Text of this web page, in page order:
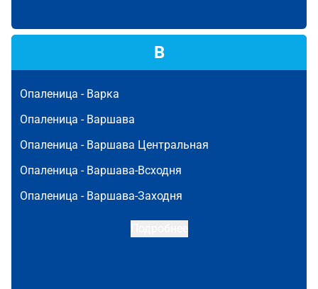
В
Опаленица - Варка
Опаленица - Варшава
Опаленица - Варшава Центральная
Опаленица - Варшава-Всходня
Опаленица - Варшава-Заходня